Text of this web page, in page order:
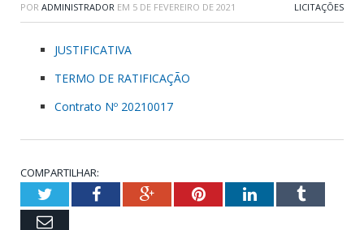
POR ADMINISTRADOR EM 5 DE FEVEREIRO DE 2021 LICITAÇÕES
JUSTIFICATIVA
TERMO DE RATIFICAÇÃO
Contrato Nº 20210017
COMPARTILHAR:
TwitterFacebookGoogle+PinterestLinkedInTumblr
Email